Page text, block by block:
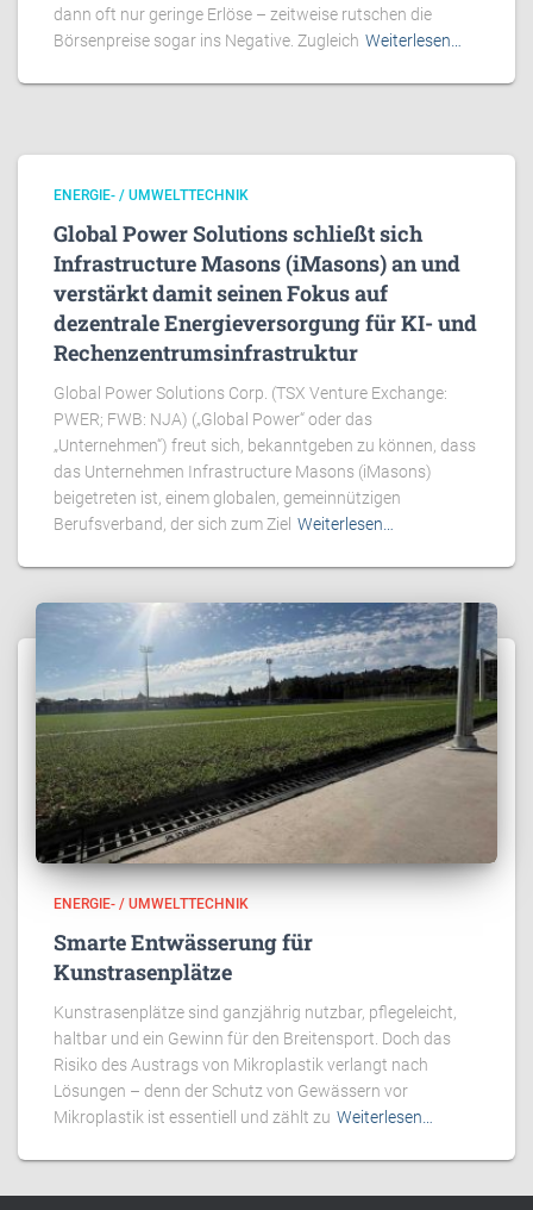
dann oft nur geringe Erlöse – zeitweise rutschen die
Börsenpreise sogar ins Negative. Zugleich Weiterlesen…
ENERGIE- / UMWELTTECHNIK
Global Power Solutions schließt sich
Infrastructure Masons (iMasons) an und
verstärkt damit seinen Fokus auf
dezentrale Energieversorgung für KI- und
Rechenzentrumsinfrastruktur
Global Power Solutions Corp. (TSX Venture Exchange:
PWER; FWB: NJA) („Global Power“ oder das
„Unternehmen“) freut sich, bekanntgeben zu können, dass
das Unternehmen Infrastructure Masons (iMasons)
beigetreten ist, einem globalen, gemeinnützigen
Berufsverband, der sich zum Ziel Weiterlesen…
ENERGIE- / UMWELTTECHNIK
Smarte Entwässerung für
Kunstrasenplätze
Kunstrasenplätze sind ganzjährig nutzbar, pflegeleicht,
haltbar und ein Gewinn für den Breitensport. Doch das
Risiko des Austrags von Mikroplastik verlangt nach
Lösungen – denn der Schutz von Gewässern vor
Mikroplastik ist essentiell und zählt zu Weiterlesen…